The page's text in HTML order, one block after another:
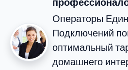
Операторы
Подключений
оптимальный
домашнего